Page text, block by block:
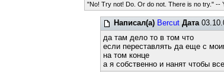
"No! Try not! Do. Or do not. There is no try." --
Написал(а) Bercut Дата
да там дело то в том что
если переставлять да еще с
на том конце
а я собственно и нанят чтобы